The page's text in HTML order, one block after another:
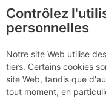
Togo
Type de région pays
Contrôlez
personnelles
Notre site Web utilise
tiers. Certains cookies
site Web, tandis que
tout moment, en